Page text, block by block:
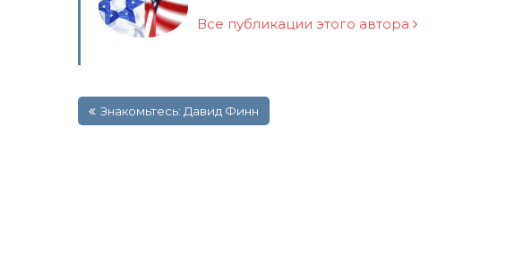
Все публикации этого автора
поЗнакомьтесь: Давид Финн